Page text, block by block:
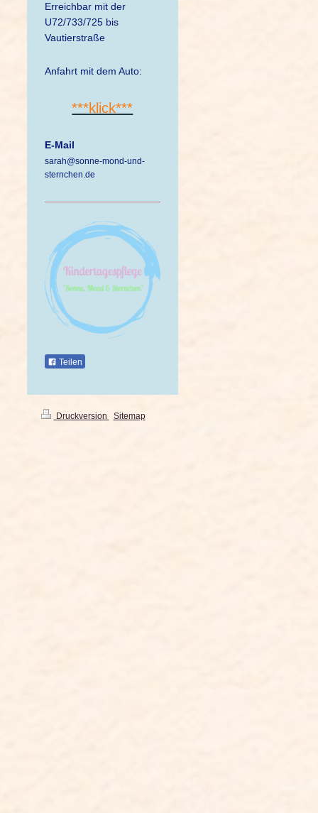
Erreichbar mit der
U72/733/725 bis
Vautierstraße
Anfahrt mit dem Auto:
***klick***
E-Mail
sarah@sonne-mond-und-
sternchen.de
Teilen
Druckversion
Sitemap